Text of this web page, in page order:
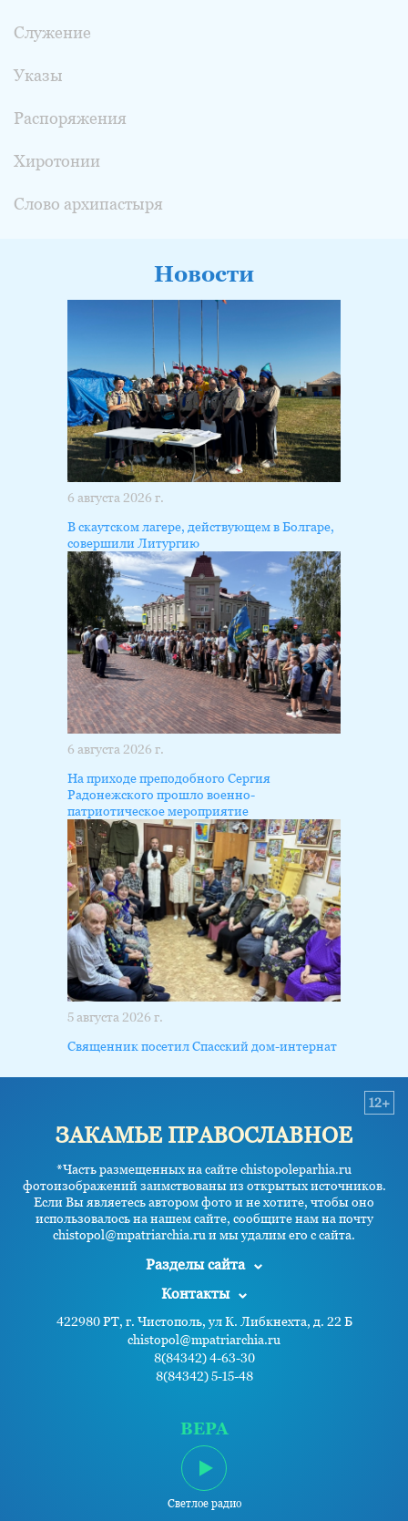
Служение
Указы
Распоряжения
Хиротонии
Слово архипастыря
Новости
6 августа 2026 г.
В скаутском лагере, действующем в Болгаре,
совершили Литургию
6 августа 2026 г.
На приходе преподобного Сергия
Радонежского прошло военно-
патриотическое мероприятие
5 августа 2026 г.
Священник посетил Спасский дом-интернат
ЗАКАМЬЕ ПРАВОСЛАВНОЕ
*Часть размещенных на сайте chistopoleparhia.ru
фотоизображений заимствованы из открытых источников.
Если Вы являетесь автором фото и не хотите, чтобы оно
использовалось на нашем сайте, сообщите нам на почту
chistopol@mpatriarchia.ru и мы удалим его с сайта.
12+
Разделы сайта
Контакты
422980 РТ, г. Чистополь, ул К. Либкнехта, д. 22 Б
chistopol@mpatriarchia.ru
8(84342) 4-63-30
8(84342) 5-15-48
ВЕРА
Светлое радио